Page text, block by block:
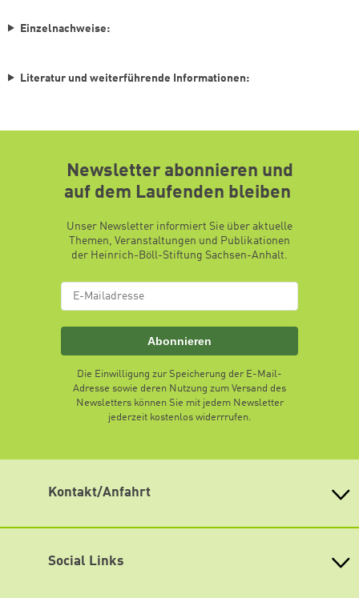
Einzelnachweise:
Literatur und weiterführende Informationen:
Newsletter abonnieren und
auf dem Laufenden bleiben
Unser Newsletter informiert Sie über aktuelle
Themen, Veranstaltungen und Publikationen
der Heinrich-Böll-Stiftung Sachsen-Anhalt.
Abonnieren
Die Einwilligung zur Speicherung der E-Mail-
Adresse sowie deren Nutzung zum Versand des
Newsletters können Sie mit jedem Newsletter
jederzeit kostenlos widerrrufen.
Kontakt/Anfahrt
Telefon: +49 345 2023927
Social Links